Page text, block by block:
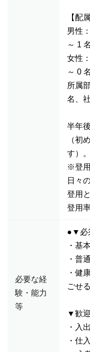
【配
男性
～ 1 名
女性
～ 0 名
所属
名、
半年
（初
す）。
※登用
日々
登用
登用
必要な経
験・能力
等
●▼必
・基
・普
・健
ごせ
▼歓迎
・入
・仕